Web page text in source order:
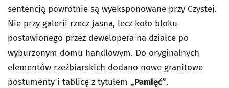
sentencją powrotnie są wyeksponowane przy Czystej.
Nie przy galerii rzecz jasna, lecz koło bloku
postawionego przez dewelopera na działce po
wyburzonym domu handlowym. Do oryginalnych
elementów rzeźbiarskich dodano nowe granitowe
postumenty i tablicę z tytułem „Pamięć”.